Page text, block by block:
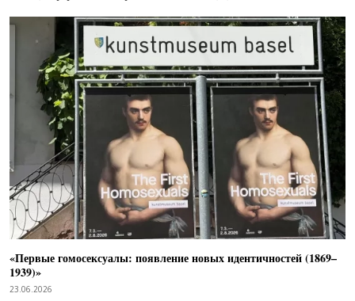
«Первые гомосексуалы: появление новых идентичностей (1869–
1939)»
23.06.2026